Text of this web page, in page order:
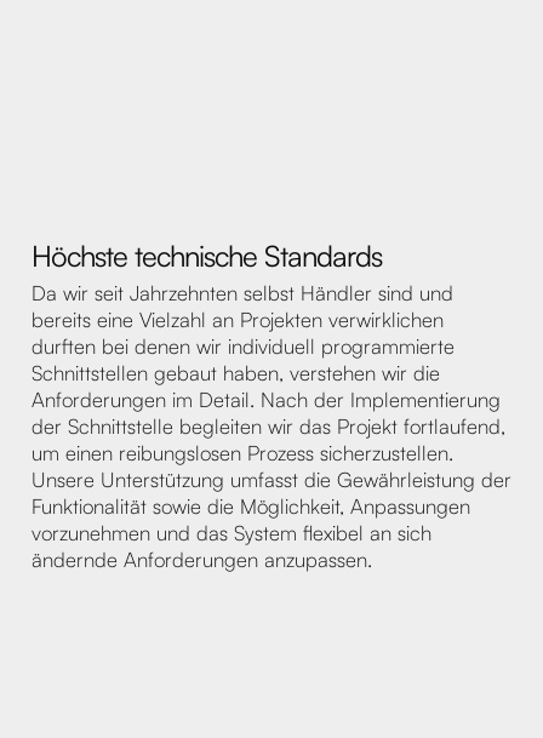
Höchste technische Standards
Da wir seit Jahrzehnten selbst Händler sind und
bereits eine Vielzahl an Projekten verwirklichen
durften bei denen wir individuell programmierte
Schnittstellen gebaut haben, verstehen wir die
Anforderungen im Detail. Nach der Implementierung
der Schnittstelle begleiten wir das Projekt fortlaufend,
um einen reibungslosen Prozess sicherzustellen.
Unsere Unterstützung umfasst die Gewährleistung der
Funktionalität sowie die Möglichkeit, Anpassungen
vorzunehmen und das System flexibel an sich
ändernde Anforderungen anzupassen.